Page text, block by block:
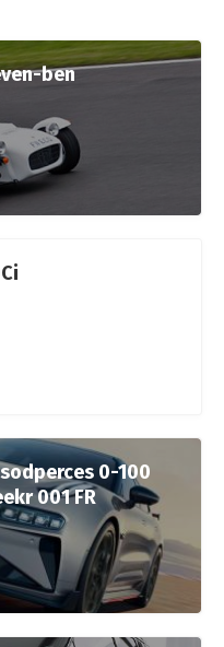
ben
0-100
001 FR